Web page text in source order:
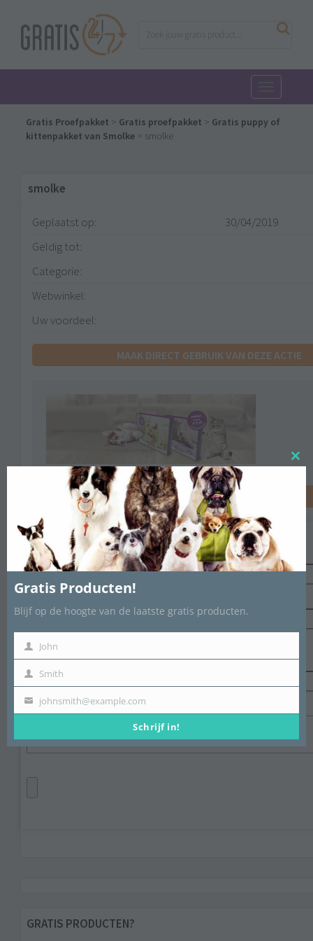
Gratis Proefpakket > Gratis proefpakket > Gratis puppy of
kittenpakket van Smolke > smolke
GRATIS PRODUCTEN?
smolke
Geplaatst op:
30/04/2019
Geldig tot:
Categorie:
Webwinkel:
Uw voordeel:
MAAK DIRECT GEBRUIK VAN DEZE ACTIE
MAAK DIRECT GEBRUIK VAN DEZE ACTIE
Laat een reactie achter.
Mail (word niet vertoond) (required)
Close
Gratis Producten!
Blijf op de hoogte van de laatste gratis producten.
First
Name
John
Last
Name
Smith
Emailjohnsmith@example.com
Schrijf in!